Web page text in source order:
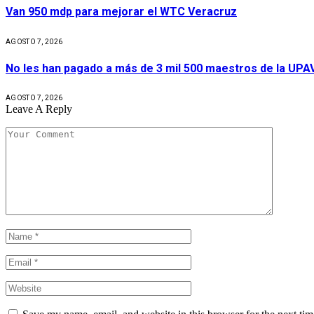
Van 950 mdp para mejorar el WTC Veracruz
AGOSTO 7, 2026
No les han pagado a más de 3 mil 500 maestros de la
AGOSTO 7, 2026
Leave A Reply